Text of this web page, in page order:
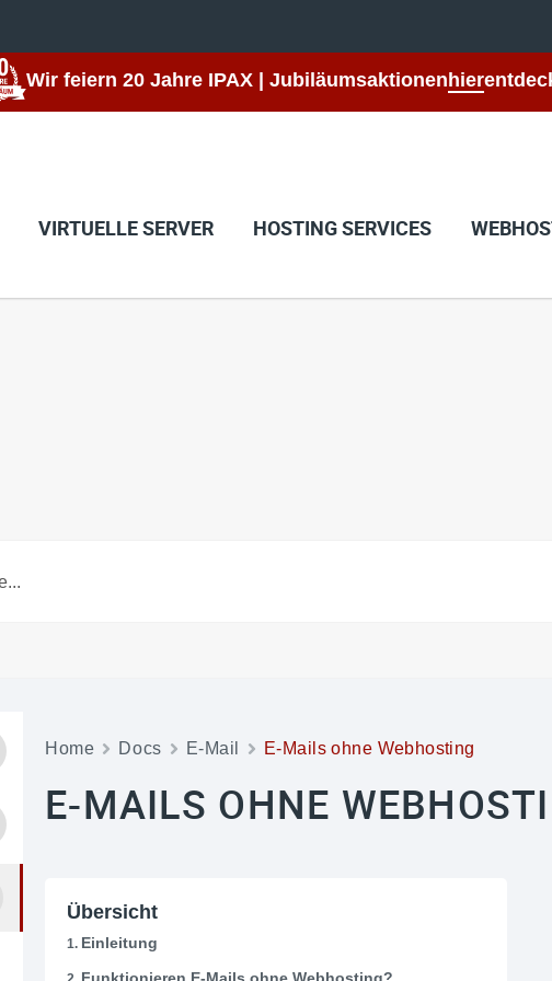
Wir feiern 20 Jahre IPAX | Jubiläumsaktionenhier
VIRTUELLE SERVER HOSTING SERVICES
Home Docs E-Mail E-Mails ohne Webhosting
E-MAILS OHNE
Übersicht
Einleitung